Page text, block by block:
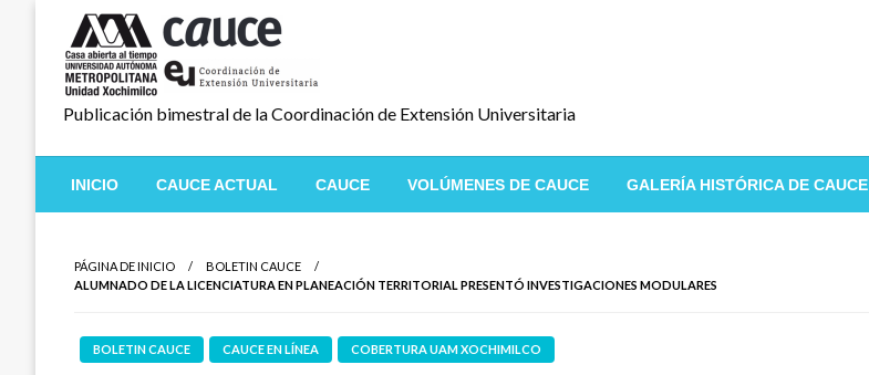
contenido
Publicación bimestral de la Coordinación de Extensión Universitaria
INICIO CAUCE ACTUAL CAUCE VOLÚMENES DE CAUCE GALERÍA HISTÓRICA DE CAUCE
PÁGINA DE INICIO
BOLETIN CAUCE
ALUMNADO DE LA LICENCIATURA EN PLANEACIÓN TERRITORIAL PRESENTÓ INVESTIGACIONES MODULARES
BOLETIN CAUCE CAUCE EN LÍNEA COBERTURA UAM XOCHIMILCO